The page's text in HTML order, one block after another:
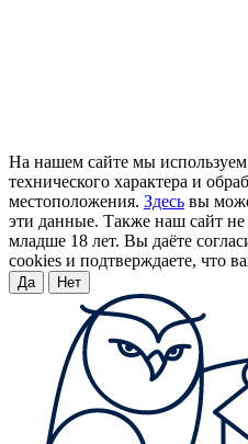
На нашем сайте мы
технического характера и
местоположения. Здесь вы
эти данные. Также наш сайт не
младше 18 лет. Вы даёте
cookies и подтверждаете, что
Да Нет